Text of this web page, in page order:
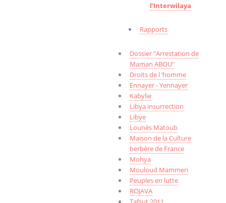
l’Interwilaya
Rapports
Dossier "Arrestation de
Maman ABOU"
Droits de l ’homme
Ennayer - Yennayer
Kabylie
Libya insurrection
Libye
Lounès Matoub
Maison de la Culture
berbère de France
Mohya
Mouloud Mammeri
Peuples en lutte
ROJAVA